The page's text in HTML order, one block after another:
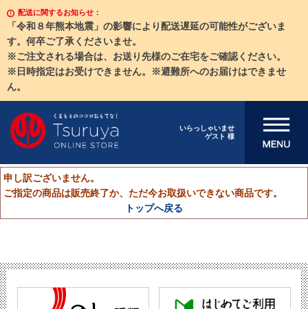
配送に関するお知らせ：
「令和８年熊本地震」の影響により配送遅延の可能性がございま
す。何卒ご了承くださいませ。
※ご注文される場合は、お送り先様のご在宅をご確認ください。
※日時指定はお受けできません。※避難所へのお届けはできませ
ん。
いらっしゃいませ
ゲスト 様
メニューを開
申し訳ございません。
ご指定の商品は販売終了か、ただ今お取扱いできない商品です。
トップへ戻る